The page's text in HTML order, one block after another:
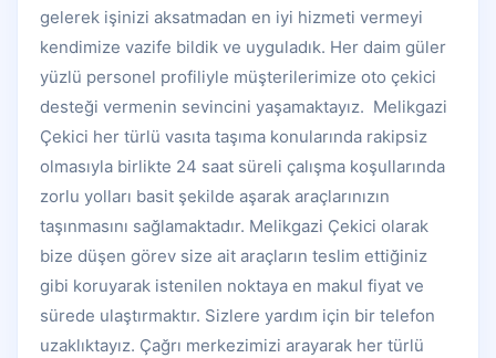
gelerek işinizi aksatmadan en iyi hizmeti vermeyi
kendimize vazife bildik ve uyguladık. Her daim güler
yüzlü personel profiliyle müşterilerimize oto çekici
desteği vermenin sevincini yaşamaktayız. Melikgazi
Çekici her türlü vasıta taşıma konularında rakipsiz
olmasıyla birlikte 24 saat süreli çalışma koşullarında
zorlu yolları basit şekilde aşarak araçlarınızın
taşınmasını sağlamaktadır. Melikgazi Çekici olarak
bize düşen görev size ait araçların teslim ettiğiniz
gibi koruyarak istenilen noktaya en makul fiyat ve
sürede ulaştırmaktır. Sizlere yardım için bir telefon
uzaklıktayız. Çağrı merkezimizi arayarak her türlü